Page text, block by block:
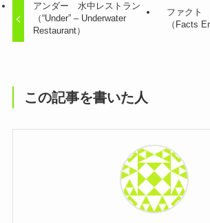
アンダー 水中レストラン
（“Under” – Underwater
Restaurant）
ファクト
（Facts
この記事を書いた人